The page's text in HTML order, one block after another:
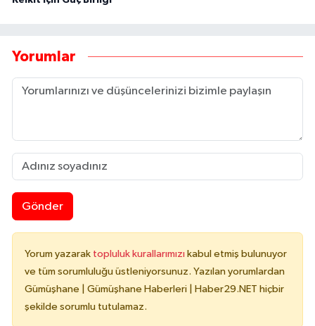
Yorumlar
Gönder
Yorum yazarak topluluk kurallarımızı kabul etmiş bulunuyor
ve tüm sorumluluğu üstleniyorsunuz. Yazılan yorumlardan
Gümüşhane | Gümüşhane Haberleri | Haber29.NET hiçbir
şekilde sorumlu tutulamaz.